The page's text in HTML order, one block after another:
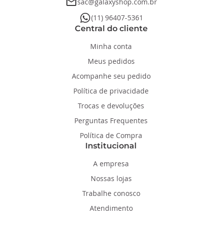
whatsapp(11) 96407-5361
Central do cliente
Minha conta
Meus pedidos
Acompanhe seu pedido
Política de privacidade
Trocas e devoluções
Perguntas Frequentes
Política de Compra
Institucional
A empresa
Nossas lojas
Trabalhe conosco
Atendimento